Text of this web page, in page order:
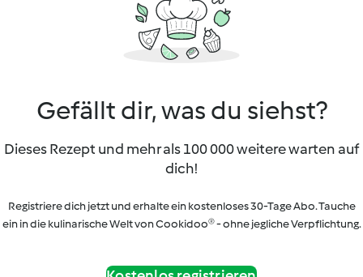
Gefällt dir, was du siehst?
Dieses Rezept und mehr als 100 000 weitere warten auf
dich!
Registriere dich jetzt und erhalte ein kostenloses 30-Tage Abo. Tauche
ein in die kulinarische Welt von Cookidoo® - ohne jegliche Verpflichtung.